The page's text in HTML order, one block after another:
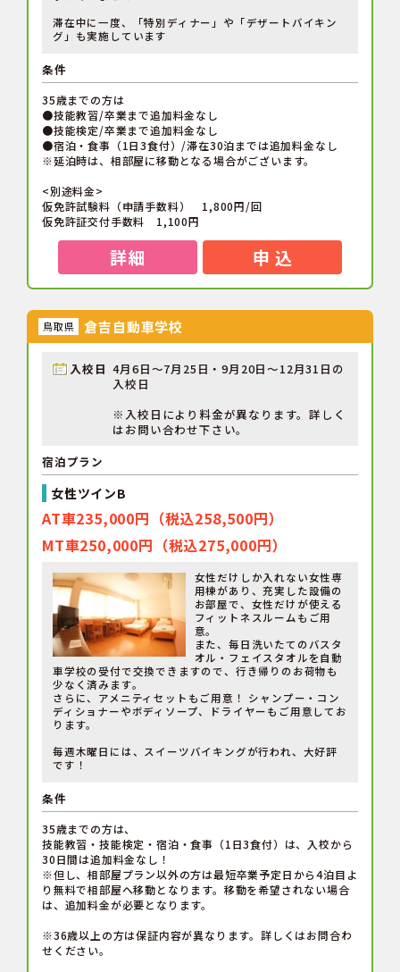
滞在中に一度、「特別ディナー」や「デザートバイキン
グ」も実施しています
条件
35歳までの方は
●技能教習/卒業まで追加料金なし
●技能検定/卒業まで追加料金なし
●宿泊・食事（1日3食付）/滞在30泊までは追加料金なし
※延泊時は、相部屋に移動となる場合がございます。
<別途料金>
仮免許試験料（申請手数料） 1,800円/回
仮免許証交付手数料 1,100円
詳細 申 込
鳥取県 倉吉自動車学校
入校日 4月6日～7月25日・9月20日～12月31日の
入校日
※入校日により料金が異なります。詳しく
はお問い合わせ下さい。
宿泊プラン
女性ツインB
AT車235,000円（税込258,500円）
MT車250,000円（税込275,000円）
女性だけしか入れない女性専
用棟があり、充実した設備の
お部屋で、女性だけが使える
フィットネスルームもご用
意。
また、毎日洗いたてのバスタ
オル・フェイスタオルを自動
車学校の受付で交換できますので、行き帰りのお荷物も
少なく済みます。
さらに、アメニティセットもご用意！ シャンプー・コン
ディショナーやボディソープ、ドライヤーもご用意してお
ります。
毎週木曜日には、スイーツバイキングが行われ、大好評
です！
条件
35歳までの方は、
技能教習・技能検定・宿泊・食事（1日3食付）は、入校から
30日間は追加料金なし！
※但し、相部屋プラン以外の方は最短卒業予定日から4泊目よ
り無料で相部屋へ移動となります。移動を希望されない場合
は、追加料金が必要となります。
※36歳以上の方は保証内容が異なります。詳しくはお問合わ
せください。